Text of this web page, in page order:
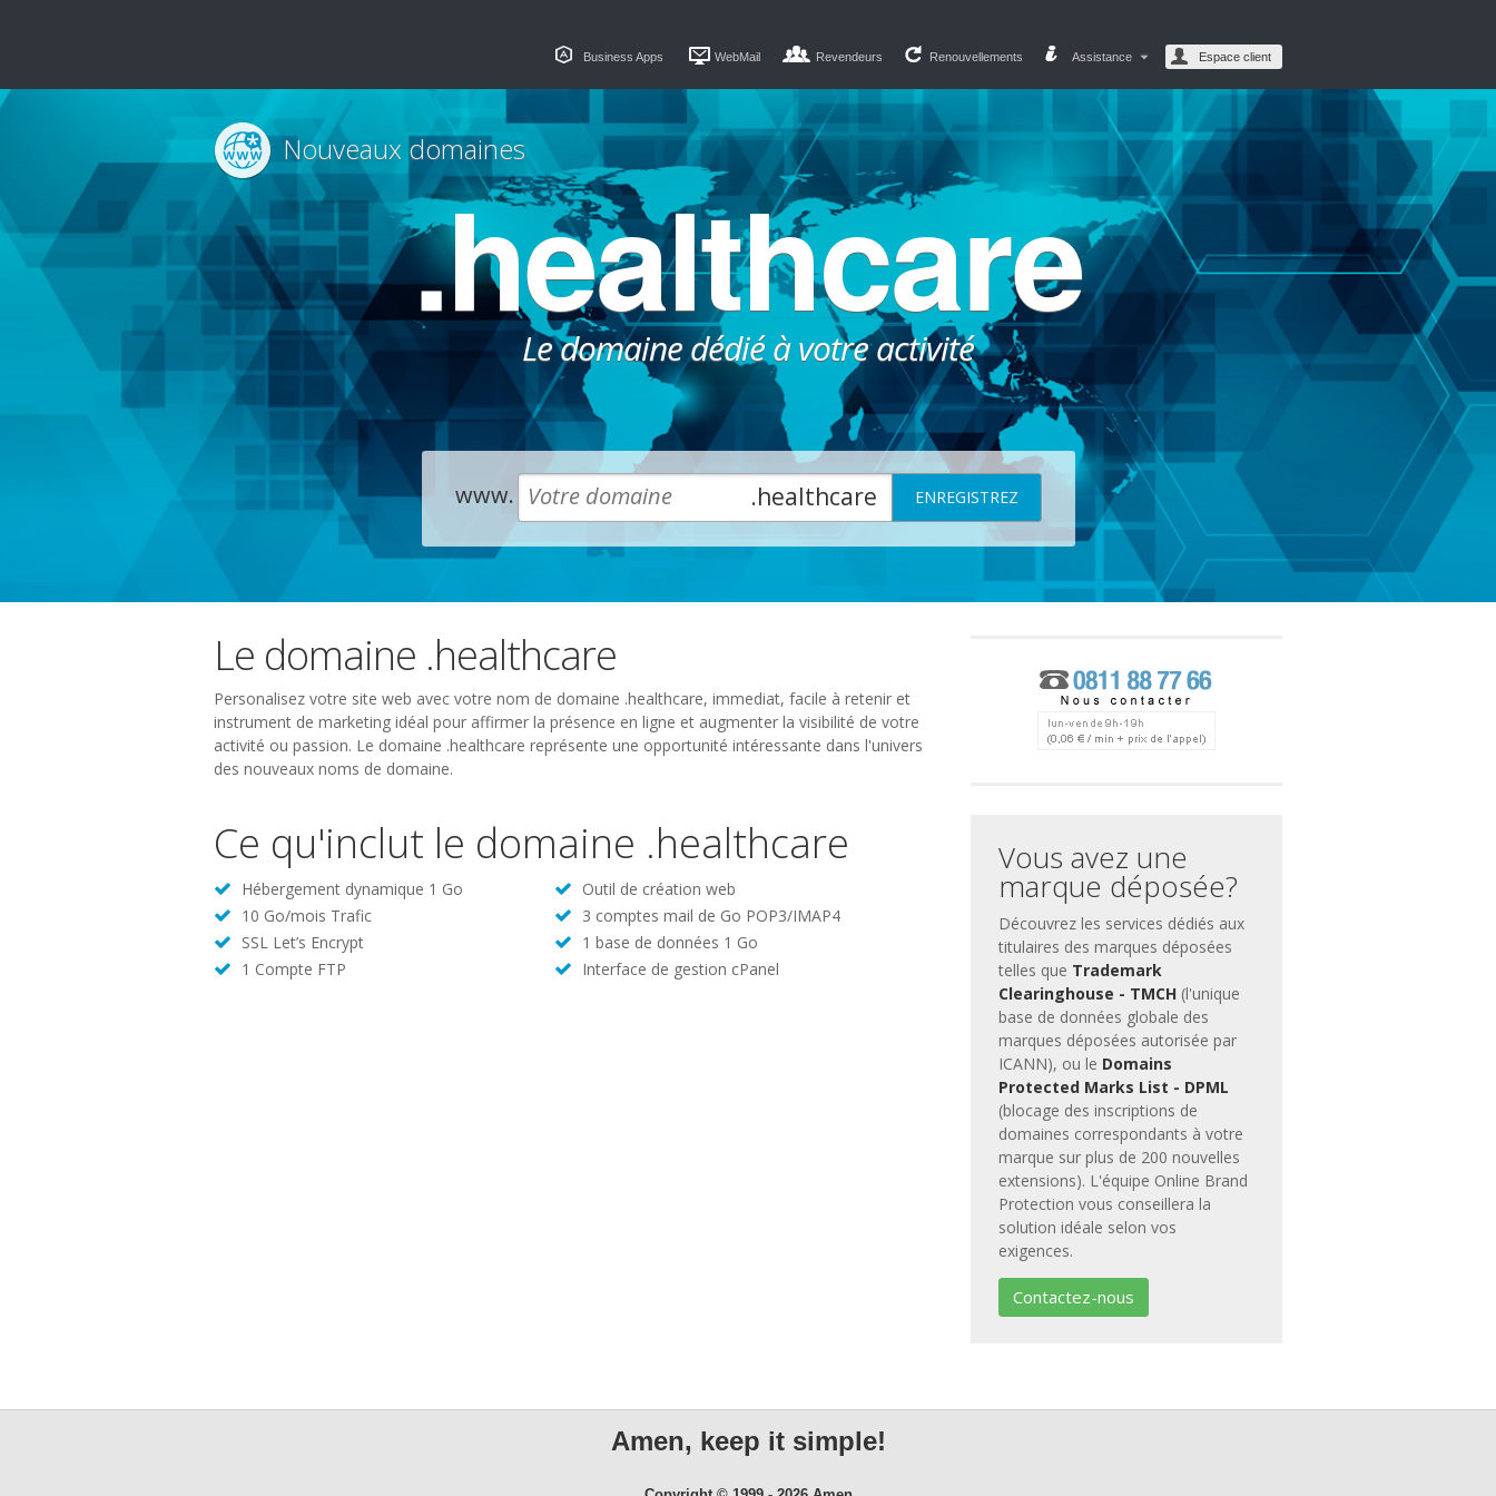
Business Apps WebMail Revendeurs Renouvellements Assistance Espace client
.healthcare
Le domaine dédié à votre activité
Nouveaux domaines
www. .healthcare
Le domaine .healthcare
Personalisez votre site web avec votre nom de domaine .healthcare, immediat, facile à retenir et
instrument de marketing idéal pour affirmer la présence en ligne et augmenter la visibilité de votre
activité ou passion. Le domaine .healthcare représente une opportunité intéressante dans l'univers
des nouveaux noms de domaine.
Ce qu'inclut le domaine .healthcare
Hébergement dynamique 1 Go
Outil de création web
10 Go/mois Trafic
3 comptes mail de Go POP3/IMAP4
SSL Let’s Encrypt
1 base de données 1 Go
1 Compte FTP
Interface de gestion cPanel
Vous avez une
marque déposée?
Découvrez les services dédiés aux
titulaires des marques déposées
telles que Trademark
Clearinghouse - TMCH (l'unique
base de données globale des
marques déposées autorisée par
ICANN), ou le Domains
Protected Marks List - DPML
(blocage des inscriptions de
domaines correspondants à votre
marque sur plus de 200 nouvelles
extensions). L'équipe Online Brand
Protection vous conseillera la
solution idéale selon vos
exigences.
Contactez-nous
Amen, keep it simple!